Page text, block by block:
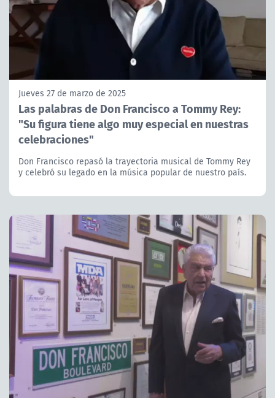
Jueves 27 de marzo de 2025
Las palabras de Don Francisco a Tommy Rey:
"Su figura tiene algo muy especial en nuestras
celebraciones"
Don Francisco repasó la trayectoria musical de Tommy Rey
y celebró su legado en la música popular de nuestro país.